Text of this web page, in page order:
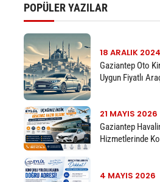
POPÜLER YAZILAR
18 ARALIK 2024
Gaziantep Oto
Uygun Fiyatlı
21 MAYIS 2026
Gaziantep
Hizmetlerinde
4 MAYIS 2026